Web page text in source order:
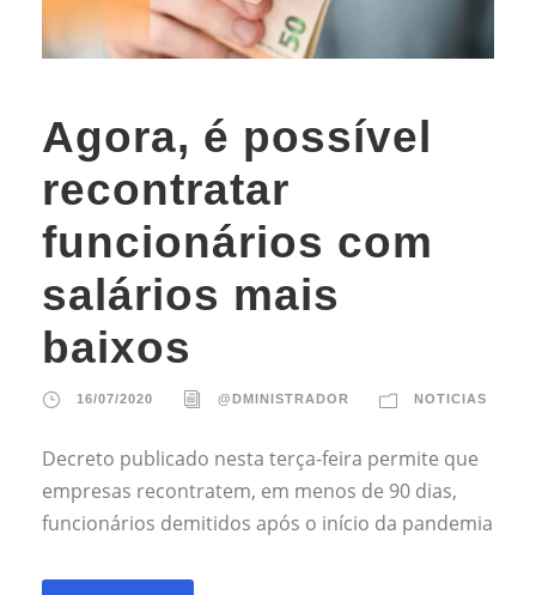
Agora, é possível
recontratar
funcionários com
salários mais
baixos
16/07/2020 @DMINISTRADOR NOTICIAS
Decreto publicado nesta terça-feira permite que
empresas recontratem, em menos de 90 dias,
funcionários demitidos após o início da pandemia